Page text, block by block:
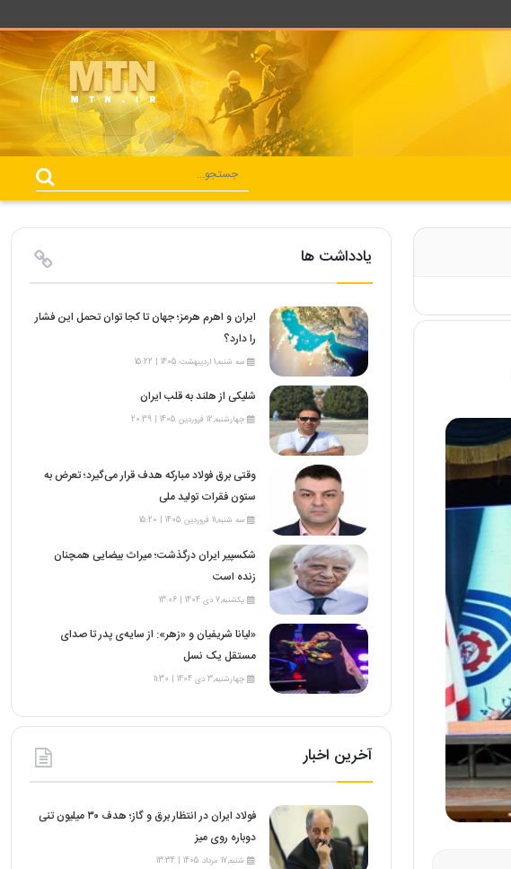
یادداشت ها
ایران و اهرم هرمز؛ جهان تا کجا توان تحمل این فشار
را دارد؟
سه شنبه,1 اردیبهشت 1405 | 15:22
شلیکی از هلند به قلب ایران
چهارشنبه,12 فروردین 1405 | 20:39
وقتی برق فولاد مبارکه هدف قرار می‌گیرد؛ تعرض به
ستون فقرات تولید ملی
سه شنبه,11 فروردین 1405 | 15:20
شکسپیر ایران درگذشت؛ میراث بیضایی همچنان
زنده است
یکشنبه,7 دی 1404 | 13:06
«لیانا شریفیان و «زهر»: از سایه‌ی پدر تا صدای
مستقل یک نسل
چهارشنبه,3 دی 1404 | 11:30
آخرین اخبار
فولاد ایران در انتظار برق و گاز؛ هدف ۳۰ میلیون تنی
دوباره روی میز
شنبه,17 مرداد 1405 | 13:34